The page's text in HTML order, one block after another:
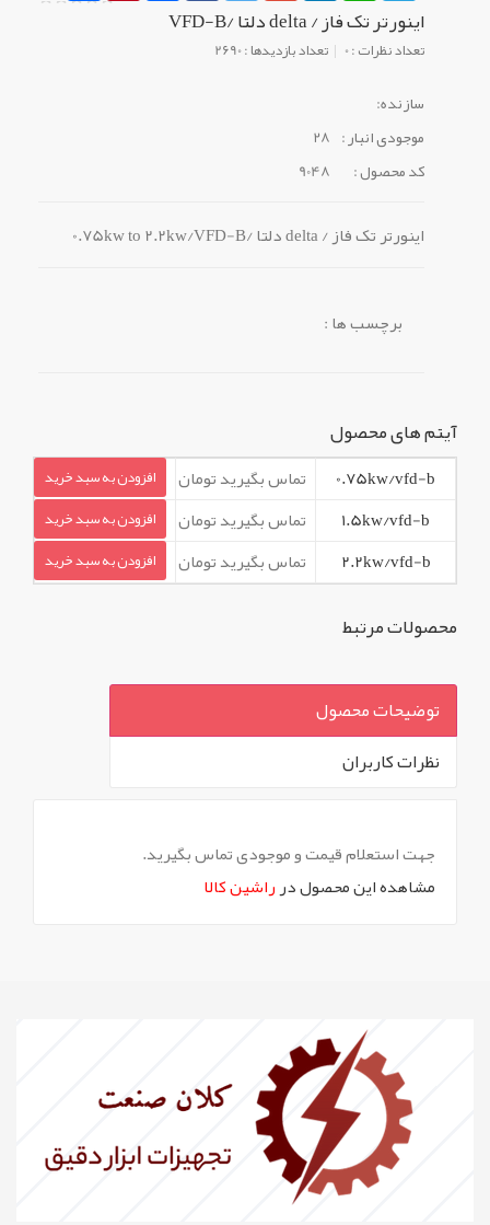
اینورتر تک فاز / delta دلتا /VFD-B
تعداد نظرات : 0 تعداد بازدیدها : 2690
سازنده:
موجودی انبار : 28
کد محصول :
9048
اینورتر تک فاز / delta دلتا /0.75kw to 2.2kw/VFD-B
برچسب ها :
آیتم های محصول
0.75kw/vfd-b تماس بگیرید تومان افزودن به سبد خرید
1.5kw/vfd-b تماس بگیرید تومان افزودن به سبد خرید
2.2kw/vfd-b تماس بگیرید تومان افزودن به سبد خرید
محصولات مرتبط
توضیحات محصول
نظرات کاربران
جهت استعلام قیمت و موجودی تماس بگیرید.
مشاهده این محصول درراشین کالا